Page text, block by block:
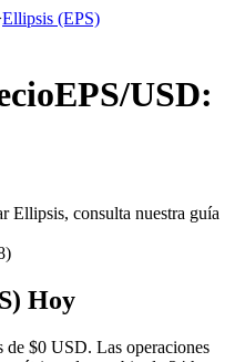
Ellipsis (EPS)
EPS/USD:
Ellipsis, consulta nuestra guía
Hoy
de $0 USD. Las operaciones